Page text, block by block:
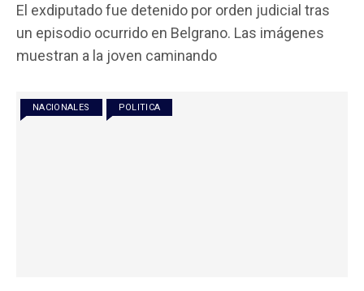
ce
b
o
k
tt
er
at
s
p
p
ail m
p
El exdiputado fue detenido por orden judicial tras
un episodio ocurrido en Belgrano. Las imágenes
muestran a la joven caminando
NACIONALES POLITICA